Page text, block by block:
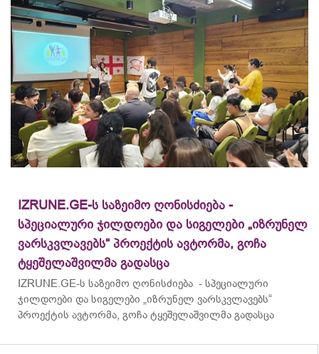
IZRUNE.GE-ს საზეიმო ღონისძიება -
სპეციალური ჯილდოები და სიგელები „იზრუნელ
ვარსკვლავებს“ პროექტის ავტორმა, გოჩა
ტყეშელაშვილმა გადასცა
IZRUNE.GE-ს საზეიმო ღონისძიება - სპეციალური
ჯილდოები და სიგელები „იზრუნელ ვარსკვლავებს“
პროექტის ავტორმა, გოჩა ტყეშელაშვილმა გადასცა